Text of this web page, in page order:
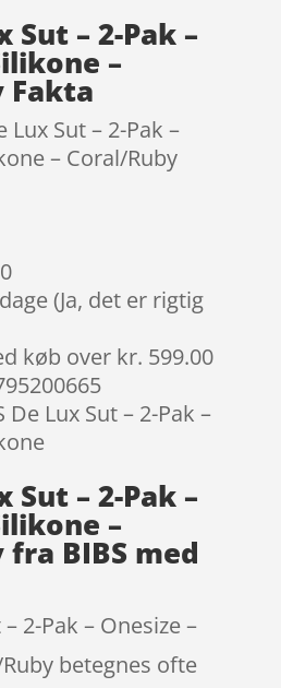
Sut – 2-Pak –
–
Fakta
Lux Sut – 2-Pak –
– Coral/Ruby
(Ja, det er rigtig
køb over kr. 599.00
De Lux Sut – 2-Pak –
Sut – 2-Pak –
–
BIBS med
2-Pak – Onesize –
betegnes ofte